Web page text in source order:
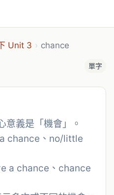
Unit 3 › chance
單字
意義是「機會」。
chance、no/little
a chance、chance